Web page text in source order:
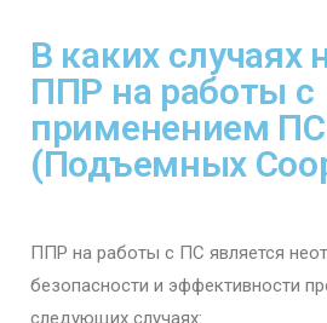
В каких случаях
ППР на работы с
применением ПС
(Подъемных
ППР на работы с ПС является
безопасности и эффективности
следующих случаях: